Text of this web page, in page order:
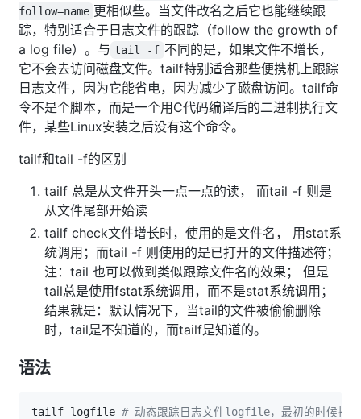
follow=name 更相似些。当文件改名之后它也能继续跟
踪，特别适合于日志文件的跟踪（follow the growth of
a log file）。与 tail -f 不同的是，如果文件不增长，
它不会去访问磁盘文件。tailf特别适合那些便携机上跟踪
日志文件，因为它能省电，因为减少了磁盘访问。tailf命
令不是个脚本，而是一个用C代码编译后的二进制执行文
件，某些Linux安装之后没有这个命令。
tailf和tail -f的区别
tailf 总是从文件开头一点一点的读， 而tail -f 则是
从文件尾部开始读
tailf check文件增长时，使用的是文件名， 用stat系
统调用；而tail -f 则使用的是已打开的文件描述符；
注：tail 也可以做到类似跟踪文件名的效果； 但是
tail总是使用fstat系统调用，而不是stat系统调用；
结果就是：默认情况下，当tail的文件被偷偷删除
时，tail是不知道的，而tailf是知道的。
语法
tailf logfile # 动态跟踪日志文件logfile，最初的时候打印